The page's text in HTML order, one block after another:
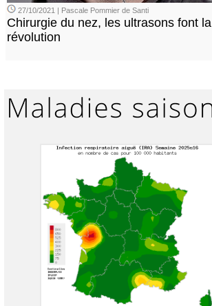
27/10/2021 | Pascale Pommier de Santi
Chirurgie du nez, les ultrasons font la
révolution